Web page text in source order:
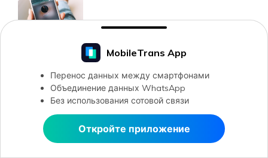
MobileTrans App
Перенос данных между смартфонами
Объединение данных WhatsApp
Без использования сотовой связи
Откройте приложение
Открыть в MobileTrans
Главный Редактор